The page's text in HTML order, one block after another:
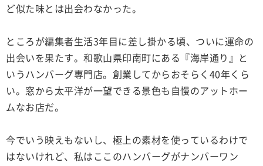
ど似た味とは出会わなかった。
ところが編集者生活3年目に差し掛かる頃、ついに運命の
出会いを果たす。和歌山県印南町にある『海岸通り』と
いうハンバーグ専門店。創業してからおそらく40年くら
い。窓から太平洋が一望できる景色も自慢のアットホー
ムなお店だ。
今でいう映えもないし、極上の素材を使っているわけで
はないけれど、私はここのハンバーグがナンバーワン